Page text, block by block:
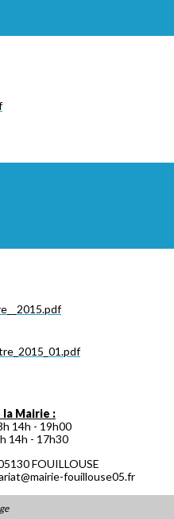
Mairie :
14h - 19h00
14h - 17h30
FOUILLOUSE
fouillouse05.fr